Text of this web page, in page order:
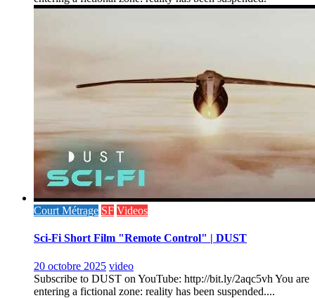
Court Métrage SF Videos
Sci-Fi Short Film "Remote Control" | DUST
20 octobre 2025 video
Subscribe to DUST on YouTube: http://bit.ly/2aqc5vh You are
entering a fictional zone: reality has been suspended....